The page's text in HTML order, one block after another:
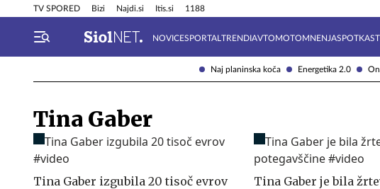
Naj planinska koča Energetika 2.0
TV SPORED Bizi Najdi.si Itis.si 1188
NOVICESPORTAL TRENDIAVTOMOTOMNENJASPOTKAST
Info in obvestila Tehnik
Tina Gaber
Tina Gaber izgubila 20 tisoč evrov
Tina Gaber je bila